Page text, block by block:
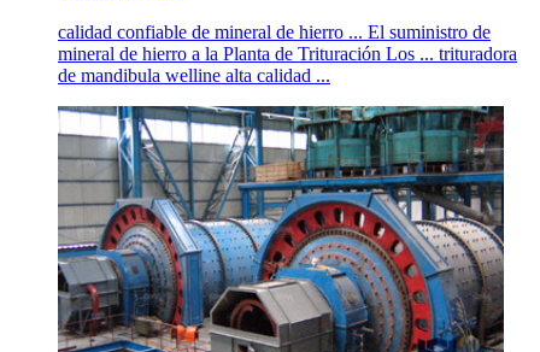
calidad confiable de mineral de hierro ... El suministro de
mineral de hierro a la Planta de Trituración Los ... trituradora
de mandibula welline alta calidad ...